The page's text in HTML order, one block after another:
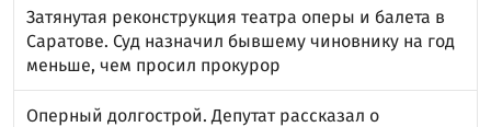
Затянутая реконструкция театра оперы и балета в
Саратове. Суд назначил бывшему чиновнику на год
меньше, чем просил прокурор
Оперный долгострой. Депутат рассказал о